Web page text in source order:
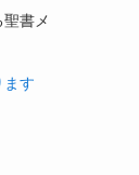
書メ
ます